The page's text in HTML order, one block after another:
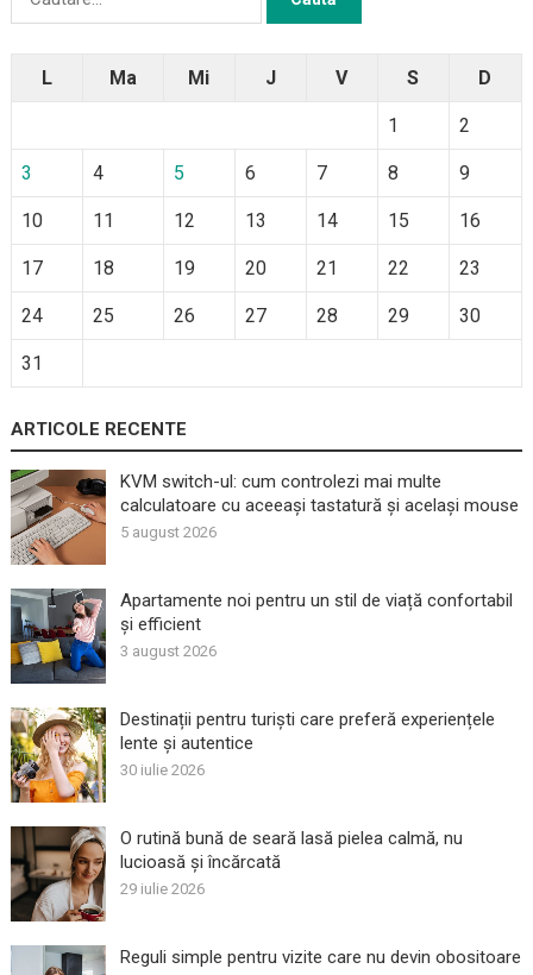
L Ma Mi J V S D
1 2
3 4 5 6 7 8 9
10 11 12 13 14 15 16
17 18 19 20 21 22 23
24 25 26 27 28 29 30
31
ARTICOLE RECENTE
KVM switch-ul: cum controlezi mai multe
calculatoare cu aceeași tastatură și același mouse
5 august 2026
Apartamente noi pentru un stil de viață confortabil
și efficient
3 august 2026
Destinații pentru turiști care preferă experiențele
lente și autentice
30 iulie 2026
O rutină bună de seară lasă pielea calmă, nu
lucioasă și încărcată
29 iulie 2026
Reguli simple pentru vizite care nu devin obositoare